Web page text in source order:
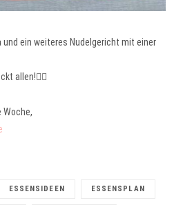
und ein weiteres Nudelgericht mit einer
allen!👍🏻
Woche,
ESSENSIDEEN ESSENSPLAN